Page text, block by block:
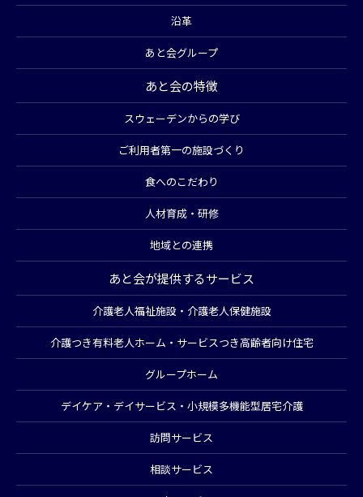
沿革
あと会グループ
あと会の特徴
スウェーデンからの学び
ご利用者第一の施設づくり
食へのこだわり
人材育成・研修
地域との連携
あと会が提供するサービス
介護老人福祉施設・介護老人保健施設
介護つき有料老人ホーム・サービスつき高齢者向け住宅
グループホーム
デイケア・デイサービス・小規模多機能型居宅介護
訪問サービス
相談サービス